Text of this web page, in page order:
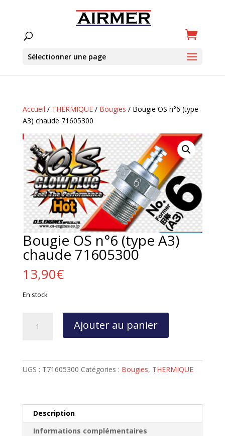
Sélectionner une page
Accueil / THERMIQUE/ Bougies / Bougie OS n°6 (type
A3) chaude 71605300
Bougie OS n°6 (type A3)
chaude 71605300
13,90€
En stock
71605300
Ajouter au panier
UGS : T71605300 Catégories : Bougies, THERMIQUE
Description
Informations complémentaires